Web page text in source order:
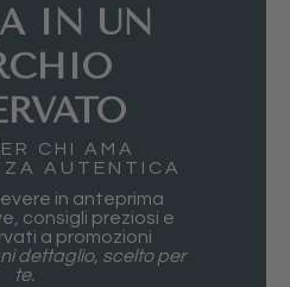
IN UN
CHI AMA
AUTENTICA
in anteprima
consigli preziosi e
a promozioni
dettaglio, scelto per
te.